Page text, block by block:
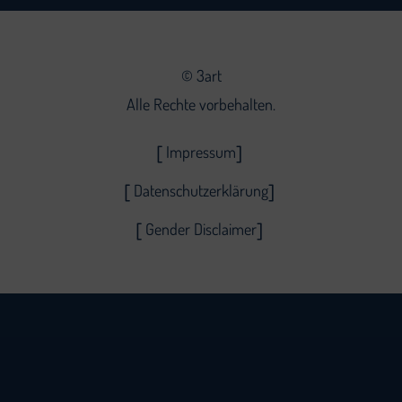
© 3art
Alle Rechte vorbehalten.
Impressum
Datenschutzerklärung
Gender Disclaimer